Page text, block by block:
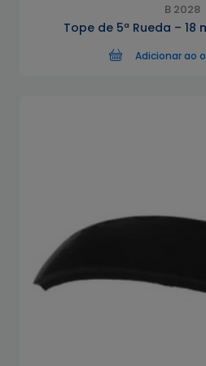
B 2028
Tope de 5ª Rueda –
Adicionar ao